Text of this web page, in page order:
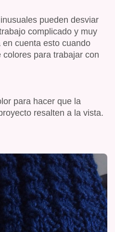
pueden desviar
complicado y muy
cuenta esto cuando
para trabajar con
para hacer que la
resalten a la vista.